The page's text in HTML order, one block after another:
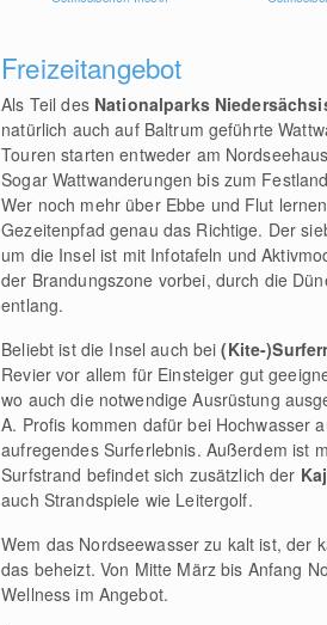
Freizeitangebot
Als Teil des Nationalparks
natürlich auch auf Baltrum geführte
Touren starten entweder am
Sogar Wattwanderungen bis zum
Wer noch mehr über Ebbe und Flut
Gezeitenpfad genau das Richtige. Der
um die Insel ist mit Infotafeln und
der Brandungszone vorbei, durch die
entlang.
Beliebt ist die Insel auch bei(Kite-
Revier vor allem für Einsteiger gut
wo auch die notwendige Ausrüstung
A. Profis kommen dafür bei Hochwasser
aufregendes Surferlebnis. Außerdem ist
Surfstrand befindet sich zusätzlich der
auch Strandspiele wie Leitergolf.
Wem das Nordseewasser zu kalt ist, der
das beheizt. Von Mitte März bis Anfang
Wellness im Angebot.